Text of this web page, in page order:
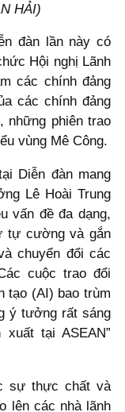
HẢI)
đàn lần này có
Hội nghị Lãnh
các chính đảng
các chính đảng
những phiên trao
vùng Mê Công.
Diễn đàn mang
Lê Hoài Trung
vấn đề đa dạng,
tự cường và gắn
chuyển đổi các
cuộc trao đổi
tạo (AI) bao trùm
ý tưởng rất sáng
tại ASEAN”
sự thực chất và
lên các nhà lãnh